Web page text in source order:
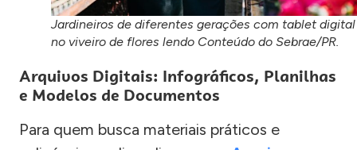
Jardineiros de diferentes gerações com tablet digital
no viveiro de flores lendo Conteúdo do Sebrae/PR.
Arquivos Digitais: Infográficos, Planilhas
e Modelos de Documentos
Para quem busca materiais práticos e